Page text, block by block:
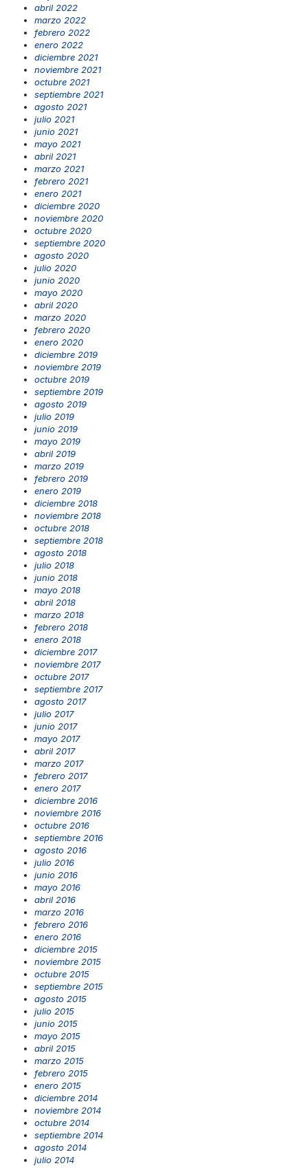
abril 2022
marzo 2022
febrero 2022
enero 2022
diciembre 2021
noviembre 2021
octubre 2021
septiembre 2021
agosto 2021
julio 2021
junio 2021
mayo 2021
abril 2021
marzo 2021
febrero 2021
enero 2021
diciembre 2020
noviembre 2020
octubre 2020
septiembre 2020
agosto 2020
julio 2020
junio 2020
mayo 2020
abril 2020
marzo 2020
febrero 2020
enero 2020
diciembre 2019
noviembre 2019
octubre 2019
septiembre 2019
agosto 2019
julio 2019
junio 2019
mayo 2019
abril 2019
marzo 2019
febrero 2019
enero 2019
diciembre 2018
noviembre 2018
octubre 2018
septiembre 2018
agosto 2018
julio 2018
junio 2018
mayo 2018
abril 2018
marzo 2018
febrero 2018
enero 2018
diciembre 2017
noviembre 2017
octubre 2017
septiembre 2017
agosto 2017
julio 2017
junio 2017
mayo 2017
abril 2017
marzo 2017
febrero 2017
enero 2017
diciembre 2016
noviembre 2016
octubre 2016
septiembre 2016
agosto 2016
julio 2016
junio 2016
mayo 2016
abril 2016
marzo 2016
febrero 2016
enero 2016
diciembre 2015
noviembre 2015
octubre 2015
septiembre 2015
agosto 2015
julio 2015
junio 2015
mayo 2015
abril 2015
marzo 2015
febrero 2015
enero 2015
diciembre 2014
noviembre 2014
octubre 2014
septiembre 2014
agosto 2014
julio 2014